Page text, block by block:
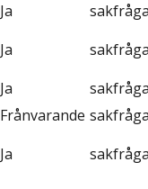
Ja
Ja
Ja
Frånvarande
Ja